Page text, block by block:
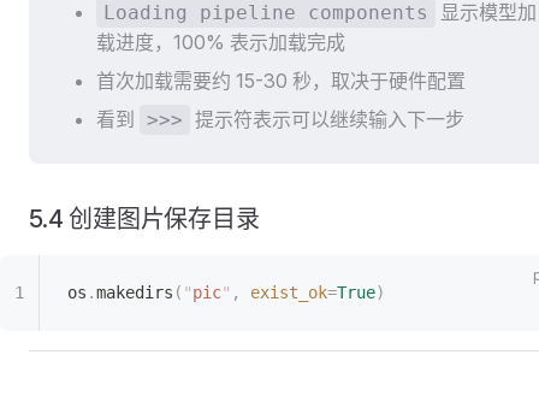
Loading pipeline components
显示模型加
载进度，100% 表示加载完成
首次加载需要约 15-30 秒，取决于硬件配置
看到 >>> 提示符表示可以继续输入下一步
5.4 创建图片保存目录
os .makedirs ( "pic" , exist_ok=True)